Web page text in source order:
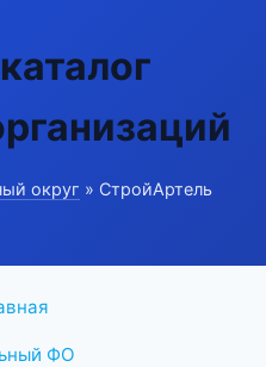
округ » СтройАртель
ФО